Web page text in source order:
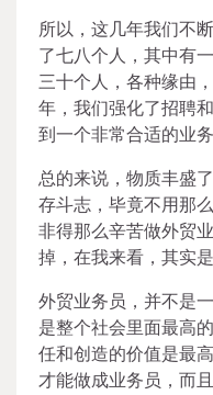
所以，这几年我们不
了七八个人，其中有
三十个人，各种缘由
年，我们强化了招聘
到一个非常合适的业务
总的来说，物质丰盛
存斗志，毕竟不用那
非得那么辛苦做外贸
掉，在我来看，其实
外贸业务员，并不是
是整个社会里面最高
任和创造的价值是最
才能做成业务员，而